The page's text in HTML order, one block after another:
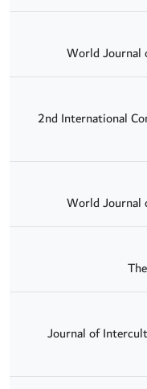
World Journal
2024 2nd International
World Journal
Journal of